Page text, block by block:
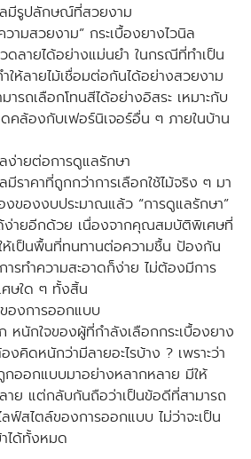
ลมีรูปลักษณ์ที่สวยงาม
วามสวยงาม” กระเบื้องยางไวนิล
ดลายได้อย่างแม่นยำ ในกรณีที่ทำเป็น
ให้ลายไม้เชื่อมต่อกันได้อย่างสวยงาม
รถเลือกโทนสีได้อย่างอิสระ เหมาะกับ
คล้องกับเฟอร์นิเจอร์อื่น ๆ ภายในบ้าน
ง่ายต่อการดูแลรักษา
มีราคาที่ถูกกว่าการเลือกใช้ไม้จริง ๆ มา
ของงบประมาณแล้ว “การดูแลรักษา”
ง่ายอีกด้วย เนื่องจากคุณสมบัติพิเศษที่
ห้เป็นพื้นที่ทนทานต่อความชื้น ป้องกัน
ารทำความสะอาดก็ง่าย ไม่ต้องมีการ
ศษใด ๆ ทั้งสิ้น
องการออกแบบ
นักใจของผู้ที่กำลังเลือกกระเบื้องยาง
งคิดหนักว่ามีลายอะไรบ้าง ? เพราะว่า
ออกแบบมาอย่างหลากหลาย มีให้
าย แต่กลับกันถือว่าเป็นข้อดีที่สามารถ
ฟ์สไตล์ของการออกแบบ ไม่ว่าจะเป็น
ได้ทั้งหมด